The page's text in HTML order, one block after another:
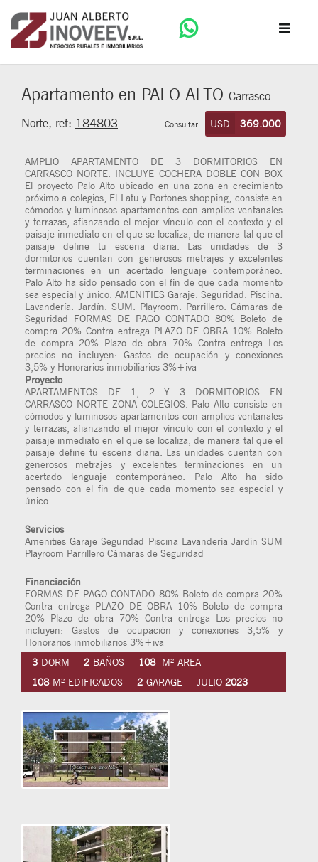
Apartamento en PALO ALTO Carrasco
Norte, ref: 184803 Consultar USD 369.000
AMPLIO APARTAMENTO DE 3 DORMITORIOS EN
CARRASCO NORTE. INCLUYE COCHERA DOBLE CON BOX
El proyecto Palo Alto ubicado en una zona en crecimiento
próximo a colegios, El Latu y Portones shopping, consiste en
cómodos y luminosos apartamentos con amplios ventanales
y terrazas, afianzando el mejor vínculo con el contexto y el
paisaje inmediato en el que se localiza, de manera tal que el
paisaje define tu escena diaria. Las unidades de 3
dormitorios cuentan con generosos metrajes y excelentes
terminaciones en un acertado lenguaje contemporáneo.
Palo Alto ha sido pensado con el fin de que cada momento
sea especial y único. AMENITIES Garaje. Seguridad. Piscina.
Lavandería. Jardín. SUM. Playroom. Parrillero. Cámaras de
Seguridad FORMAS DE PAGO CONTADO 80% Boleto de
compra 20% Contra entrega PLAZO DE OBRA 10% Boleto
de compra 20% Plazo de obra 70% Contra entrega Los
precios no incluyen: Gastos de ocupación y conexiones
3,5% y Honorarios inmobiliarios 3%+iva
Proyecto
APARTAMENTOS DE 1, 2 Y 3 DORMITORIOS EN
CARRASCO NORTE ZONA COLEGIOS. Palo Alto consiste en
cómodos y luminosos apartamentos con amplios ventanales
y terrazas, afianzando el mejor vínculo con el contexto y el
paisaje inmediato en el que se localiza, de manera tal que el
paisaje define tu escena diaria. Las unidades cuentan con
generosos metrajes y excelentes terminaciones en un
acertado lenguaje contemporáneo. Palo Alto ha sido
pensado con el fin de que cada momento sea especial y
único
Servicios
Amenities Garaje Seguridad Piscina Lavandería Jardín SUM
Playroom Parrillero Cámaras de Seguridad
Financiación
FORMAS DE PAGO CONTADO 80% Boleto de compra 20%
Contra entrega PLAZO DE OBRA 10% Boleto de compra
20% Plazo de obra 70% Contra entrega Los precios no
incluyen: Gastos de ocupación y conexiones 3,5% y
Honorarios inmobiliarios 3%+iva
3 DORM 2 BAÑOS 108
M² AREA
108 M² EDIFICADOS 2 GARAGE JULIO 2023